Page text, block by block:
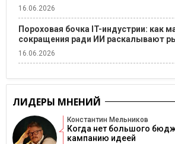
16.06.2026
Пороховая бочка IT-индустрии: как
сокращения ради ИИ раскалывают
16.06.2026
ЛИДЕРЫ МНЕНИЙ
Константин Мельников
Когда нет большого
кампанию идеей